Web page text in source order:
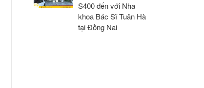
S400 đến với Nha
khoa Bác Sĩ Tuân Hà
tại Đồng Nai